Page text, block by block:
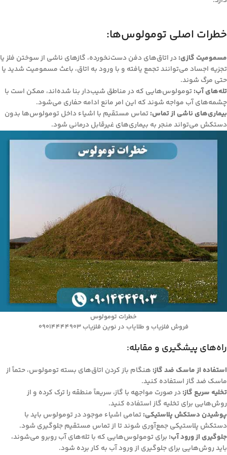
خطرات اصلی تومولوس‌ها:
مسمومیت گازی: در اتاق‌های دفن دست‌نخورده، گازهای ناشی از سوختن فلز یا
تجزیه اجساد می‌توانند تجمع یافته و با ورود به اتاق، باعث مسمومیت شدید یا
حتی مرگ شوند.
تله‌های آب:تومولوس‌هایی که در مناطق شیب‌دار بنا شده‌اند، ممکن است با
چشمه‌های آب مواجه شوند که این امر مانع ادامه حفاری می‌شود.
بیماری‌های ناشی از تماس:تماس مستقیم با اشیاء داخل تومولوس‌ها بدون
دستکش می‌تواند منجر به بیماری‌های غیرقابل درمانی شود.
خطرات تومولوس
فروش فلزیاب و طلایاب در نوین فلزیاب 09014444903
راه‌های پیشگیری و مقابله:
استفاده از ماسک ضد گاز: هنگام باز کردن اتاق‌های بسته تومولوس، حتماً از
ماسک ضد گاز استفاده کنید.
تخلیه سریع گاز: در صورت مواجهه با گاز، سریعاً منطقه را ترک کرده و از
روش‌هایی برای تخلیه گاز استفاده کنید.
پوشیدن دستکش پلاستیکی:تمامی اشیاء موجود در تومولوس باید با
دستکش پلاستیکی جمع‌آوری شوند تا از تماس مستقیم جلوگیری شود.
جلوگیری از ورود آب: برای تومولوس‌هایی که با تله‌های آب روبرو می‌شوند،
باید روش‌هایی برای جلوگیری از ورود آب به کار برده شود.